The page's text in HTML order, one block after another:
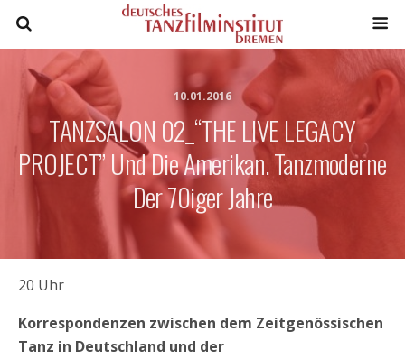
10.01.2016
TANZSALON 02_“THE LIVE LEGACY
PROJECT” Und Die Amerikan. Tanzmoderne
Der 70iger Jahre
20 Uhr
Korrespondenzen zwischen dem Zeitgenössischen
Tanz in Deutschland und der